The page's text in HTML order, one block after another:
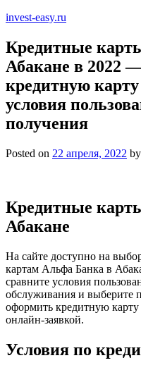
invest-easy.ru
Кредитные
Абакане в 2022
кредитную
условия
получения
Posted on 22 апреля, 2022 by
Кредитные
Абакане
На сайте доступно на
картам Альфа Банка в
сравните условия
обслуживания и выберите
оформить кредитную
онлайн-заявкой.
Условия по